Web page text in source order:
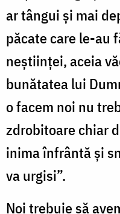
ar tângui și mai
păcate care le-au
neștiinței, aceia
bunătatea lui
o facem noi nu
zdrobitoare chiar
inima înfrântă și
va urgisi”.
Noi trebuie să